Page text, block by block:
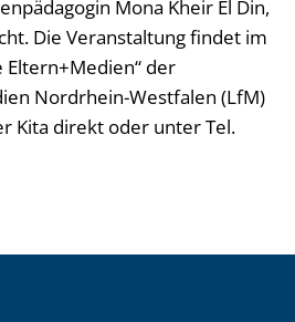
Mona Kheir El Din,
Die Veranstaltung findet im
Eltern+Medien“ der
Nordrhein-Westfalen (LfM)
Kita direkt oder unter Tel.